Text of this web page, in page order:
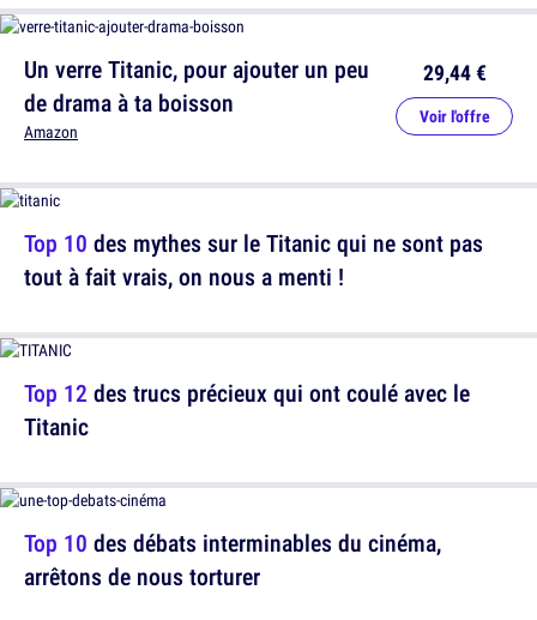
Un verre Titanic, pour ajouter un peu
de drama à ta boisson
Amazon
29,44 €
Voir l'offre
Top 12 des trucs précieux qui ont coulé avec le
Titanic
Top 10 des mythes sur le Titanic qui ne sont pas
tout à fait vrais, on nous a menti !
Top 10 des débats interminables du cinéma,
arrêtons de nous torturer